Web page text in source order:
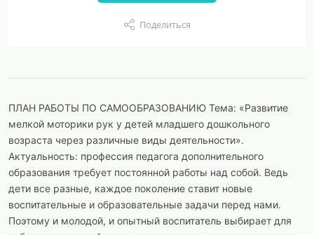
Поделиться
ПЛАН РАБОТЫ ПО САМООБРАЗОВАНИЮ Тема: «Развитие
мелкой моторики рук у детей младшего дошкольного
возраста через различные виды деятельности».
Актуальность: профессия педагога дополнительного
образования требует постоянной работы над собой. Ведь
дети все разные, каждое поколение ставит новые
воспитательные и образовательные задачи перед нами.
Поэтому и молодой, и опытный воспитатель выбирает для